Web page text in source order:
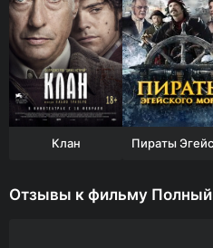
Клан
Отзывы к фильму Полный